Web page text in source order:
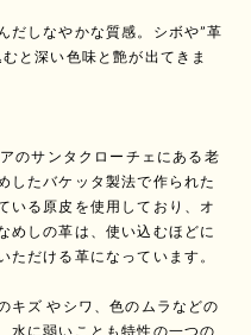
だしなやかな質感。シボや”革
と深い色味と艶が出てきま
のサンタクローチェにある老
したバケッタ製法で作られた
いる原皮を使用しており、オ
めしの革は、使い込むほどに
だける革になっています。
キズ やシワ、色のムラなどの
水に弱いことも特性の一つの